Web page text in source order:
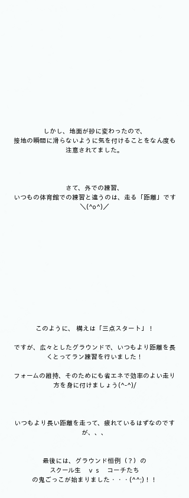
しかし、地面が砂に変わったので、
接地の瞬間に滑らないように気を付けることをなん度も
注意されてました。
さて、外での練習、
いつもの体育館での練習と違うのは、走る「距離」です
＼(^o^)／
このように、 構えは「三点スタート」！
ですが、広々としたグラウンドで、いつもより距離を長
くとってラン練習を行いました！
フォームの維持、そのためにも省エネで効率のよい走り
方を身に付けましょう(^-^)/
いつもより長い距離を走って、疲れているはずなのです
が、、、
最後には、グラウンド恒例（？）の
スクール生　ｖｓ　コーチたち
の鬼ごっこが始まりました・・・(^^;)！！